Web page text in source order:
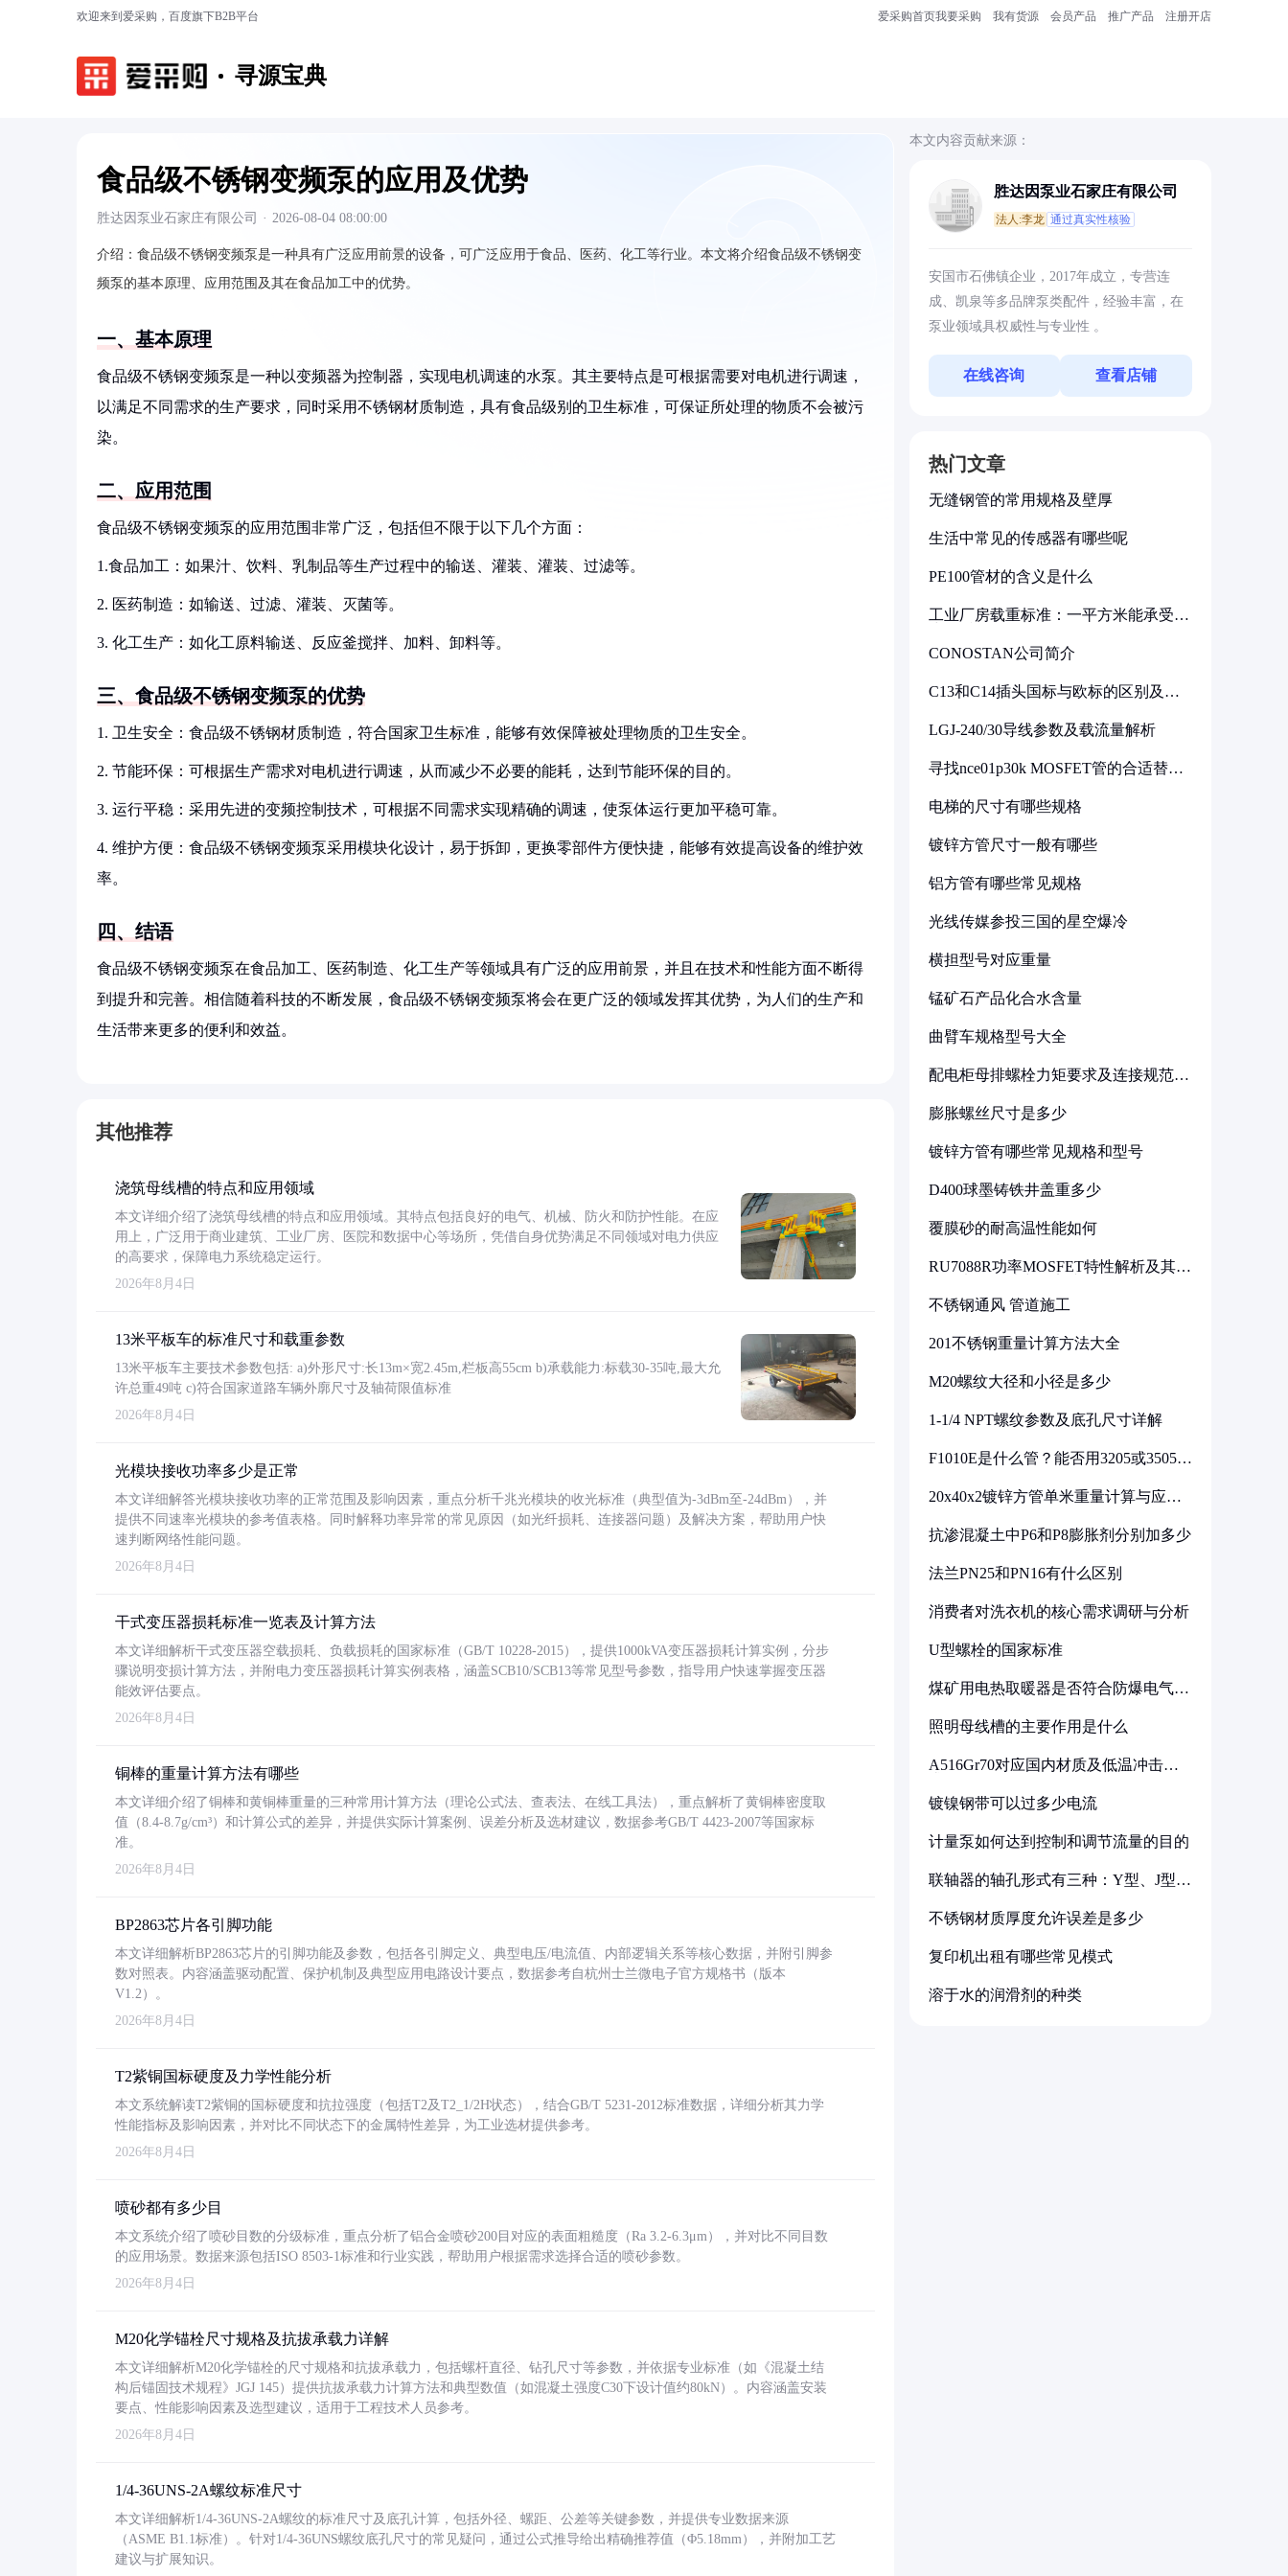
欢迎来到爱采购，百度旗下B2B平台 爱采购首页我要采购 我有货源 会员产品 推广产品 注册开店
寻源宝典
食品级不锈钢变频泵的应用及优势
胜达因泵业石家庄有限公司 · 2026-08-04 08:00:00
介绍： 食品级不锈钢变频泵是一种具有广泛应用前景的设备，可广泛应用于食品、医药、化工等行业。本文将介绍食品级不锈钢变
频泵的基本原理、应用范围及其在食品加工中的优势。
一、基本原理
食品级不锈钢变频泵是一种以变频器为控制器，实现电机调速的水泵。其主要特点是可根据需要对电机进行调速，
以满足不同需求的生产要求，同时采用不锈钢材质制造，具有食品级别的卫生标准，可保证所处理的物质不会被污
染。
二、应用范围
食品级不锈钢变频泵的应用范围非常广泛，包括但不限于以下几个方面：
1.食品加工：如果汁、饮料、乳制品等生产过程中的输送、灌装、灌装、过滤等。
2. 医药制造：如输送、过滤、灌装、灭菌等。
3. 化工生产：如化工原料输送、反应釜搅拌、加料、卸料等。
三、食品级不锈钢变频泵的优势
1. 卫生安全：食品级不锈钢材质制造，符合国家卫生标准，能够有效保障被处理物质的卫生安全。
2. 节能环保：可根据生产需求对电机进行调速，从而减少不必要的能耗，达到节能环保的目的。
3. 运行平稳：采用先进的变频控制技术，可根据不同需求实现精确的调速，使泵体运行更加平稳可靠。
4. 维护方便：食品级不锈钢变频泵采用模块化设计，易于拆卸，更换零部件方便快捷，能够有效提高设备的维护效
率。
四、结语
食品级不锈钢变频泵在食品加工、医药制造、化工生产等领域具有广泛的应用前景，并且在技术和性能方面不断得
到提升和完善。相信随着科技的不断发展，食品级不锈钢变频泵将会在更广泛的领域发挥其优势，为人们的生产和
生活带来更多的便利和效益。
其他推荐
浇筑母线槽的特点和应用领域
本文详细介绍了浇筑母线槽的特点和应用领域。其特点包括良好的电气、机械、防火和防护性能。在应
用上，广泛用于商业建筑、工业厂房、医院和数据中心等场所，凭借自身优势满足不同领域对电力供应
的高要求，保障电力系统稳定运行。
2026年8月4日
13米平板车的标准尺寸和载重参数
13米平板车主要技术参数包括: a)外形尺寸:长13m×宽2.45m,栏板高55cm b)承载能力:标载30-35吨,最大允
许总重49吨 c)符合国家道路车辆外廓尺寸及轴荷限值标准
2026年8月4日
光模块接收功率多少是正常
本文详细解答光模块接收功率的正常范围及影响因素，重点分析千兆光模块的收光标准（典型值为-3dBm至-24dBm），并
提供不同速率光模块的参考值表格。同时解释功率异常的常见原因（如光纤损耗、连接器问题）及解决方案，帮助用户快
速判断网络性能问题。
2026年8月4日
干式变压器损耗标准一览表及计算方法
本文详细解析干式变压器空载损耗、负载损耗的国家标准（GB/T 10228-2015），提供1000kVA变压器损耗计算实例，分步
骤说明变损计算方法，并附电力变压器损耗计算实例表格，涵盖SCB10/SCB13等常见型号参数，指导用户快速掌握变压器
能效评估要点。
2026年8月4日
铜棒的重量计算方法有哪些
本文详细介绍了铜棒和黄铜棒重量的三种常用计算方法（理论公式法、查表法、在线工具法），重点解析了黄铜棒密度取
值（8.4-8.7g/cm³）和计算公式的差异，并提供实际计算案例、误差分析及选材建议，数据参考GB/T 4423-2007等国家标
准。
2026年8月4日
BP2863芯片各引脚功能
本文详细解析BP2863芯片的引脚功能及参数，包括各引脚定义、典型电压/电流值、内部逻辑关系等核心数据，并附引脚参
数对照表。内容涵盖驱动配置、保护机制及典型应用电路设计要点，数据参考自杭州士兰微电子官方规格书（版本
V1.2）。
2026年8月4日
T2紫铜国标硬度及力学性能分析
本文系统解读T2紫铜的国标硬度和抗拉强度（包括T2及T2_1/2H状态），结合GB/T 5231-2012标准数据，详细分析其力学
性能指标及影响因素，并对比不同状态下的金属特性差异，为工业选材提供参考。
2026年8月4日
喷砂都有多少目
本文系统介绍了喷砂目数的分级标准，重点分析了铝合金喷砂200目对应的表面粗糙度（Ra 3.2-6.3μm），并对比不同目数
的应用场景。数据来源包括ISO 8503-1标准和行业实践，帮助用户根据需求选择合适的喷砂参数。
2026年8月4日
M20化学锚栓尺寸规格及抗拔承载力详解
本文详细解析M20化学锚栓的尺寸规格和抗拔承载力，包括螺杆直径、钻孔尺寸等参数，并依据专业标准（如《混凝土结
构后锚固技术规程》JGJ 145）提供抗拔承载力计算方法和典型数值（如混凝土强度C30下设计值约80kN）。内容涵盖安装
要点、性能影响因素及选型建议，适用于工程技术人员参考。
2026年8月4日
1/4-36UNS-2A螺纹标准尺寸
本文详细解析1/4-36UNS-2A螺纹的标准尺寸及底孔计算，包括外径、螺距、公差等关键参数，并提供专业数据来源
（ASME B1.1标准）。针对1/4-36UNS螺纹底孔尺寸的常见疑问，通过公式推导给出精确推荐值（Φ5.18mm），并附加工艺
建议与扩展知识。
本文内容贡献来源：
胜达因泵业石家庄有限公司
法人:李龙 通过真实性核验
安国市石佛镇企业，2017年成立，专营连
成、凯泉等多品牌泵类配件，经验丰富，在
泵业领域具权威性与专业性 。
在线咨询 查看店铺
热门文章
无缝钢管的常用规格及壁厚
生活中常见的传感器有哪些呢
PE100管材的含义是什么
工业厂房载重标准：一平方米能承受多
CONOSTAN公司简介
C13和C14插头国标与欧标的区别及其
LGJ-240/30导线参数及载流量解析
寻找nce01p30k MOSFET管的合适替代
电梯的尺寸有哪些规格
镀锌方管尺寸一般有哪些
铝方管有哪些常见规格
光线传媒参投三国的星空爆冷
横担型号对应重量
锰矿石产品化合水含量
曲臂车规格型号大全
配电柜母排螺栓力矩要求及连接规范详
膨胀螺丝尺寸是多少
镀锌方管有哪些常见规格和型号
D400球墨铸铁井盖重多少
覆膜砂的耐高温性能如何
RU7088R功率MOSFET特性解析及其在
不锈钢通风 管道施工
201不锈钢重量计算方法大全
M20螺纹大径和小径是多少
1-1/4 NPT螺纹参数及底孔尺寸详解
F1010E是什么管？能否用3205或3505代
20x40x2镀锌方管单米重量计算与应用
抗渗混凝土中P6和P8膨胀剂分别加多少
法兰PN25和PN16有什么区别
消费者对洗衣机的核心需求调研与分析
U型螺栓的国家标准
煤矿用电热取暖器是否符合防爆电气设
照明母线槽的主要作用是什么
A516Gr70对应国内材质及低温冲击要
镀镍钢带可以过多少电流
计量泵如何达到控制和调节流量的目的
联轴器的轴孔形式有三种：Y型、J型、
不锈钢材质厚度允许误差是多少
复印机出租有哪些常见模式
溶于水的润滑剂的种类